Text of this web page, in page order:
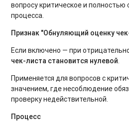
вопросу критическое и полностью
процесса.
Признак "Обнуляющий оценку
Если включено — при
чек-листа становится нулевой.
Применяется для вопросов с
значением, где несоблюдение
проверку недействительной.
Процесс